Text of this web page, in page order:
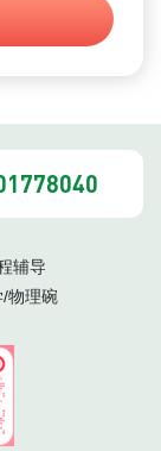
辅导
物理碗